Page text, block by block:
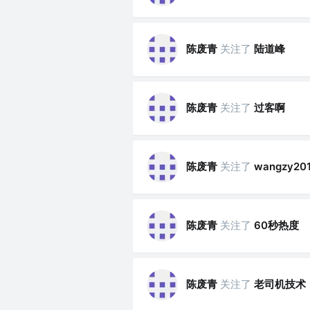
陈废青 关注了 陆道峰
陈废青 关注了 过客啊
陈废青 关注了
陈废青 关注了 60秒热度
陈废青 关注了 老司机技术